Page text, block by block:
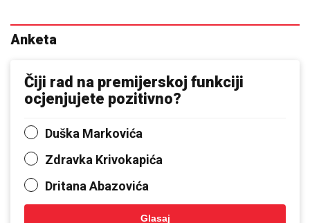
Anketa
Čiji rad na premijerskoj funkciji
ocjenjujete pozitivno?
Duška Markovića
Zdravka Krivokapića
Dritana Abazovića
Glasaj